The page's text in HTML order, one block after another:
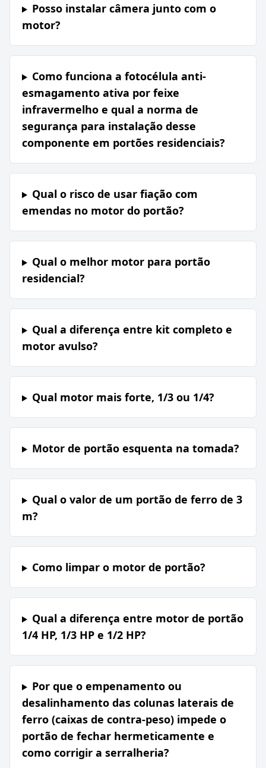
Posso instalar câmera junto com o
motor?
Como funciona a fotocélula anti-
esmagamento ativa por feixe
infravermelho e qual a norma de
segurança para instalação desse
componente em portões residenciais?
Qual o risco de usar fiação com
emendas no motor do portão?
Qual o melhor motor para portão
residencial?
Qual a diferença entre kit completo e
motor avulso?
Qual motor mais forte, 1/3 ou 1/4?
Motor de portão esquenta na tomada?
Qual o valor de um portão de ferro de 3
m?
Como limpar o motor de portão?
Qual a diferença entre motor de portão
1/4 HP, 1/3 HP e 1/2 HP?
Por que o empenamento ou
desalinhamento das colunas laterais de
ferro (caixas de contra-peso) impede o
portão de fechar hermeticamente e
como corrigir a serralheria?